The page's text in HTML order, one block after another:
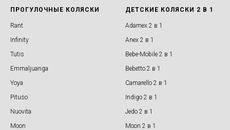
ПРОГУЛОЧНЫЕ КОЛЯСКИ
Rant
Infinity
Tutis
Emmaljuanga
Yoya
Pituso
Nuovita
Moon
ДЕТСКИЕ КОЛЯСКИ 2 В 1
Adamex 2 в 1
Anex 2 в 1
Bebe-Mobile 2 в 1
Bebetto 2 в 1
Camarello 2 в 1
Indigo 2 в 1
Jedo 2 в 1
Moon 2 в 1